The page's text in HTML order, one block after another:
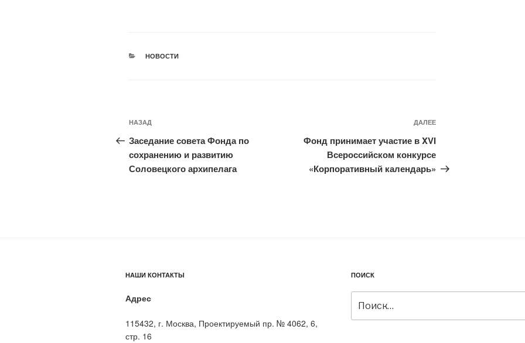
РУБРИКИ
НОВОСТИ
Навигация
по
записям
Предыдущая
запись:
НАЗАД
Заседание совета Фонда по
сохранению и развитию
Соловецкого архипелага
ДАЛЕЕ
Фонд принимает участие в XVI
Всероссийском конкурсе
«Корпоративный календарь»
НАШИ КОНТАКТЫ
Адрес
115432, г. Москва, Проектируемый пр. № 4062, 6,
стр. 16
ПОИСК